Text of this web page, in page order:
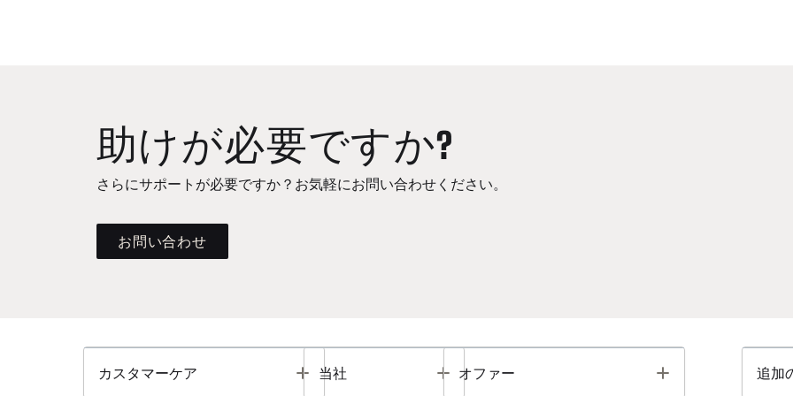
助けが必要ですか?
さらにサポートが必要ですか？お気軽にお問い合わせください。
お問い合わせ
カスタマーケア Toggle
当社 Toggle
オファー Toggle 追加